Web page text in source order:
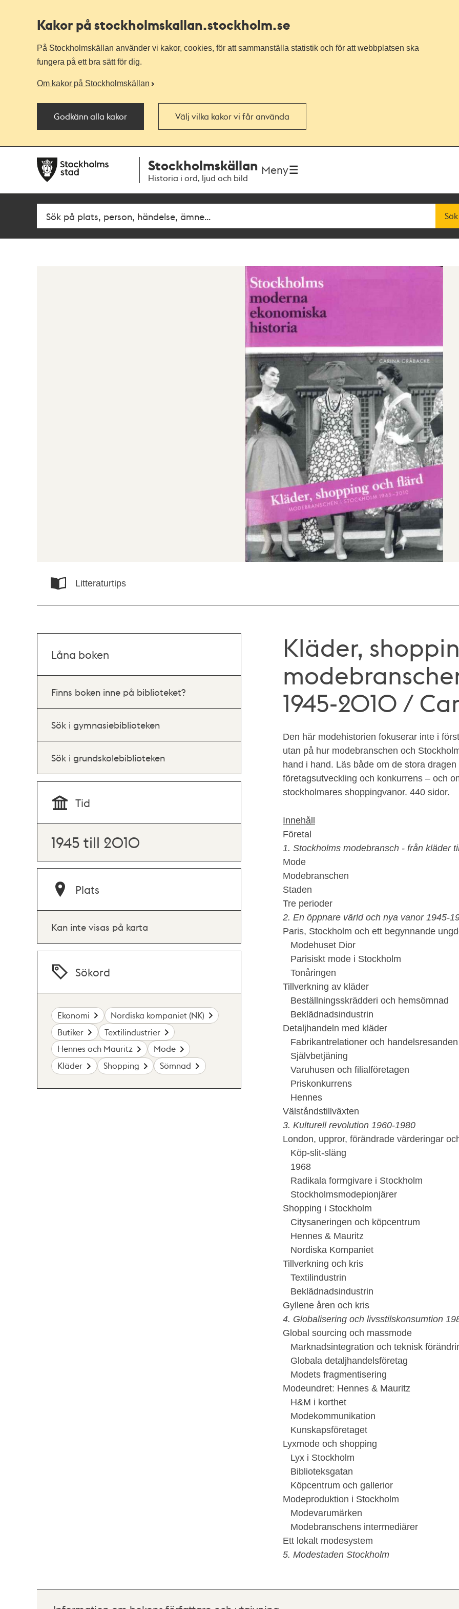
Kakor på stockholmskallan.stockholm.se
På Stockholmskällan använder vi kakor, cookies, för att sammanställa statistik och för att webbplatsen ska
fungera på ett bra sätt för dig.
Om kakor på Stockholmskällan
Godkänn alla kakor Välj vilka kakor vi får använda
navigationen
huvudinnehållet
Stockholmskällan
Historia i ord, ljud och bild
Meny
Fritextsök Sök
Litteraturtips
Kläder,
1945-2010 /
Den här modehistorien fokuserar inte i
utan på hur modebranschen och
hand i hand. Läs både om de stora
företagsutveckling och konkurrens – och
stockholmares shoppingvanor. 440 sidor.
Innehåll
Företal
1. Stockholms modebransch - från kläder
Mode
Modebranschen
Staden
Tre perioder
2. En öppnare värld och nya vanor 1945-
Paris, Stockholm och ett begynnande
Modehuset Dior
Parisiskt mode i Stockholm
Tonåringen
Tillverkning av kläder
Beställningsskrädderi och hemsömnad
Beklädnadsindustrin
Detaljhandeln med kläder
Fabrikantrelationer och handelsresanden
Självbetjäning
Varuhusen och filialföretagen
Priskonkurrens
Hennes
Välståndstillväxten
3. Kulturell revolution 1960-1980
London, uppror, förändrade värderingar
Köp-slit-släng
1968
Radikala formgivare i Stockholm
Stockholmsmodepionjärer
Shopping i Stockholm
Citysaneringen och köpcentrum
Hennes & Mauritz
Nordiska Kompaniet
Tillverkning och kris
Textilindustrin
Beklädnadsindustrin
Gyllene åren och kris
4. Globalisering och livsstilskonsumtion
Global sourcing och massmode
Marknadsintegration och teknisk
Globala detaljhandelsföretag
Modets fragmentisering
Modeundret: Hennes & Mauritz
H&M i korthet
Modekommunikation
Kunskapsföretaget
Lyxmode och shopping
Lyx i Stockholm
Biblioteksgatan
Köpcentrum och gallerior
Modeproduktion i Stockholm
Modevarumärken
Modebranschens intermediärer
Ett lokalt modesystem
5. Modestaden Stockholm
Låna boken
Finns boken inne på biblioteket?
Sök i gymnasiebiblioteken
Sök i grundskolebiblioteken
Tid
1945 till 2010
Plats
Kan inte visas på karta
Sökord
Ekonomi
Nordiska kompaniet (NK)
Butiker
Textilindustrier
Hennes och Mauritz
Mode
Kläder
Shopping Sömnad